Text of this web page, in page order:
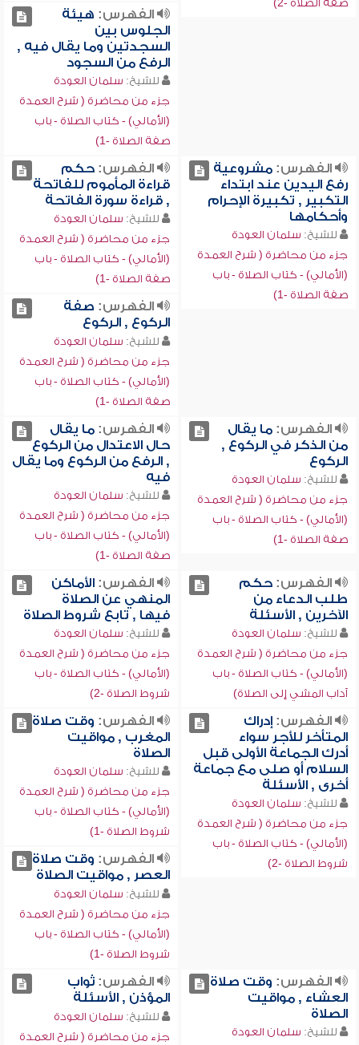
صفة الصلاة -2)
الفهرس: هيئة
الجلوس بين
السجدتين وما يقال فيه ,
الرفع من السجود
للشيخ: سلمان العودة
جزء من محاضرة ( شرح العمدة
(الأمالي) - كتاب الصلاة - باب
صفة الصلاة -1)
الفهرس:مشروعية
رفع اليدين عند ابتداء
التكبير , تكبيرة الإحرام
وأحكامها
للشيخ: سلمان العودة
جزء من محاضرة ( شرح العمدة
(الأمالي) - كتاب الصلاة - باب
صفة الصلاة -1)
الفهرس:حكم
قراءة المأموم للفاتحة
, قراءة سورة الفاتحة
للشيخ: سلمان العودة
جزء من محاضرة ( شرح العمدة
(الأمالي) - كتاب الصلاة - باب
صفة الصلاة -1)
الفهرس: صفة
الركوع , الركوع
للشيخ: سلمان العودة
جزء من محاضرة ( شرح العمدة
(الأمالي) - كتاب الصلاة - باب
صفة الصلاة -1)
الفهرس:ما يقال
من الذكر في الركوع ,
الركوع
للشيخ: سلمان العودة
جزء من محاضرة ( شرح العمدة
(الأمالي) - كتاب الصلاة - باب
صفة الصلاة -1)
الفهرس:ما يقال
حال الاعتدال من الركوع
, الرفع من الركوع وما يقال
فيه
للشيخ: سلمان العودة
جزء من محاضرة ( شرح العمدة
(الأمالي) - كتاب الصلاة - باب
صفة الصلاة -1)
الفهرس:حكم
طلب الدعاء من
الآخرين , الأسئلة
للشيخ: سلمان العودة
جزء من محاضرة ( شرح العمدة
(الأمالي) - كتاب الصلاة - باب
آداب المشي إلى الصلاة)
الفهرس:الأماكن
المنهي عن الصلاة
فيها , تابع شروط الصلاة
للشيخ: سلمان العودة
جزء من محاضرة ( شرح العمدة
(الأمالي) - كتاب الصلاة - باب
شروط الصلاة -2)
الفهرس:إدراك
المتأخر للأجر سواء
أدرك الجماعة الأولى قبل
السلام أو صلى مع جماعة
أخرى , الأسئلة
للشيخ: سلمان العودة
جزء من محاضرة ( شرح العمدة
(الأمالي) - كتاب الصلاة - باب
شروط الصلاة -2)
الفهرس: وقت صلاة
المغرب , مواقيت
الصلاة
للشيخ: سلمان العودة
جزء من محاضرة ( شرح العمدة
(الأمالي) - كتاب الصلاة - باب
شروط الصلاة -1)
الفهرس: وقت صلاة
العصر , مواقيت الصلاة
للشيخ: سلمان العودة
جزء من محاضرة ( شرح العمدة
(الأمالي) - كتاب الصلاة - باب
شروط الصلاة -1)
الفهرس: وقت صلاة
العشاء , مواقيت
الصلاة
للشيخ: سلمان العودة
الفهرس:ثواب
المؤذن , الأسئلة
للشيخ: سلمان العودة
جزء من محاضرة ( شرح العمدة